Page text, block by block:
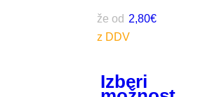
že od 2,80€
Izberi